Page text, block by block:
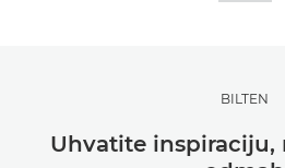
BILTEN
Uhvatite inspiraciju,